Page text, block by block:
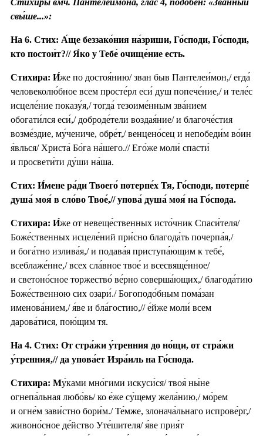
свы́ше...»:
На 6. Стих: А́ще беззако́ния на́зриши, Го́споди, Го́споди,
кто постои́т?// Я́ко у Тебе́ очище́ние есть.
Стихира: И́же по достоя́нию/ зван быв Пантелеи́мон,/ егда́
человеколю́бное всем просте́рл еси́ душ попече́ние,/ и теле́с
исцеле́ние показу́я,/ тогда́ тезоиме́нным зва́нием
обогати́лся еси́,/ доброде́тели воздая́ние/ и благоче́стия
возме́здие, му́чениче, обре́т,/ венцено́сец и непобеди́м во́ин
я́влься/ Христа́ Бо́га на́шего.// Его́же моли́ спасти́
и просвети́ти ду́ши на́ша.
Стих: И́мене ра́ди Твоего́ потерпе́х Тя, Го́споди, потерпе́
душа́ моя́ в сло́во Твое́,// упова́ душа́ моя́ на Го́спода.
Стихира: И́же от невеще́ственных исто́чник Спаси́теля/
Боже́ственных исцеле́ний при́сно благода́ть почерпа́я,/
и бога́тно излива́я,/ и подава́я приступа́ющим к тебе́,
всеблаже́нне,/ всех сла́вное твое́ и всесвяще́нное/
и светоно́сное торжество́ ве́рно соверша́ющих,/ благода́тию
Боже́ственною сих озари́./ Богоподо́бным пома́зан
именова́нием,/ я́ве и бла́гостию,// е́йже моли́ всем
дарова́тися, пою́щим тя.
На 4. Стих: От стра́жи у́тренния до но́щи, от стра́жи
у́тренния,// да упова́ет Изра́иль на Го́спода.
Стихира: Му́ками мно́гими искуси́ся/ твоя́ ны́не
огнепа́льная любо́вь/ ко е́же су́щему жела́нию,/ мо́рем
и огне́м зави́стно бори́м./ Те́мже, злонача́льнаго испрове́рг,/
живоно́сное де́йство Уте́шителя/ я́ве прия́т